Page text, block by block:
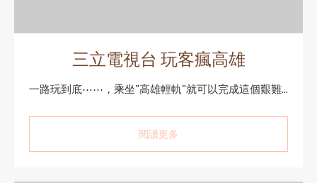
三立電視台 玩客瘋高雄
一路玩到底⋯⋯，乘坐"高雄輕軌"就可以完成這個艱難...
閱讀更多